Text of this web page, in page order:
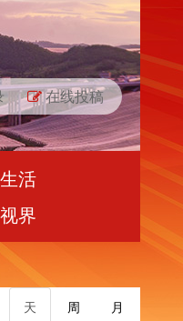
在线投稿
生活
视界
月
周
天